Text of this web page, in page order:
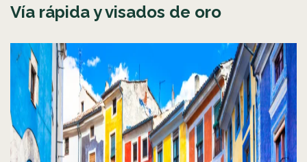
Vía rápida y visados de oro